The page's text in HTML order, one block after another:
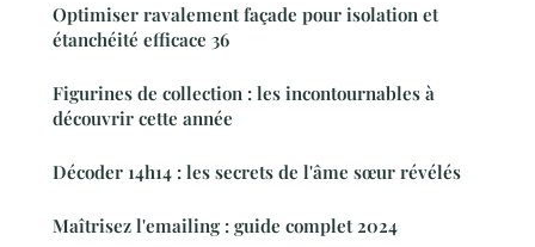
Optimiser ravalement façade pour isolation et
étanchéité efficace 36
Figurines de collection : les incontournables à
découvrir cette année
Décoder 14h14 : les secrets de l'âme sœur révélés
Maîtrisez l'emailing : guide complet 2024